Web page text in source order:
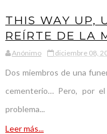
THIS WAY UP,
REÍRTE DE LA
Anónimo diciembre 08,
Dos miembros de una
cementerio… Pero, por
problema...
Leer más...